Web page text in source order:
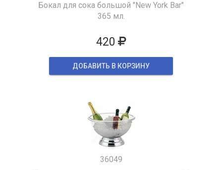
Бокал для сока большой "New York Bar"
365 мл.
420
ДОБАВИТЬ В КОРЗИНУ
36049